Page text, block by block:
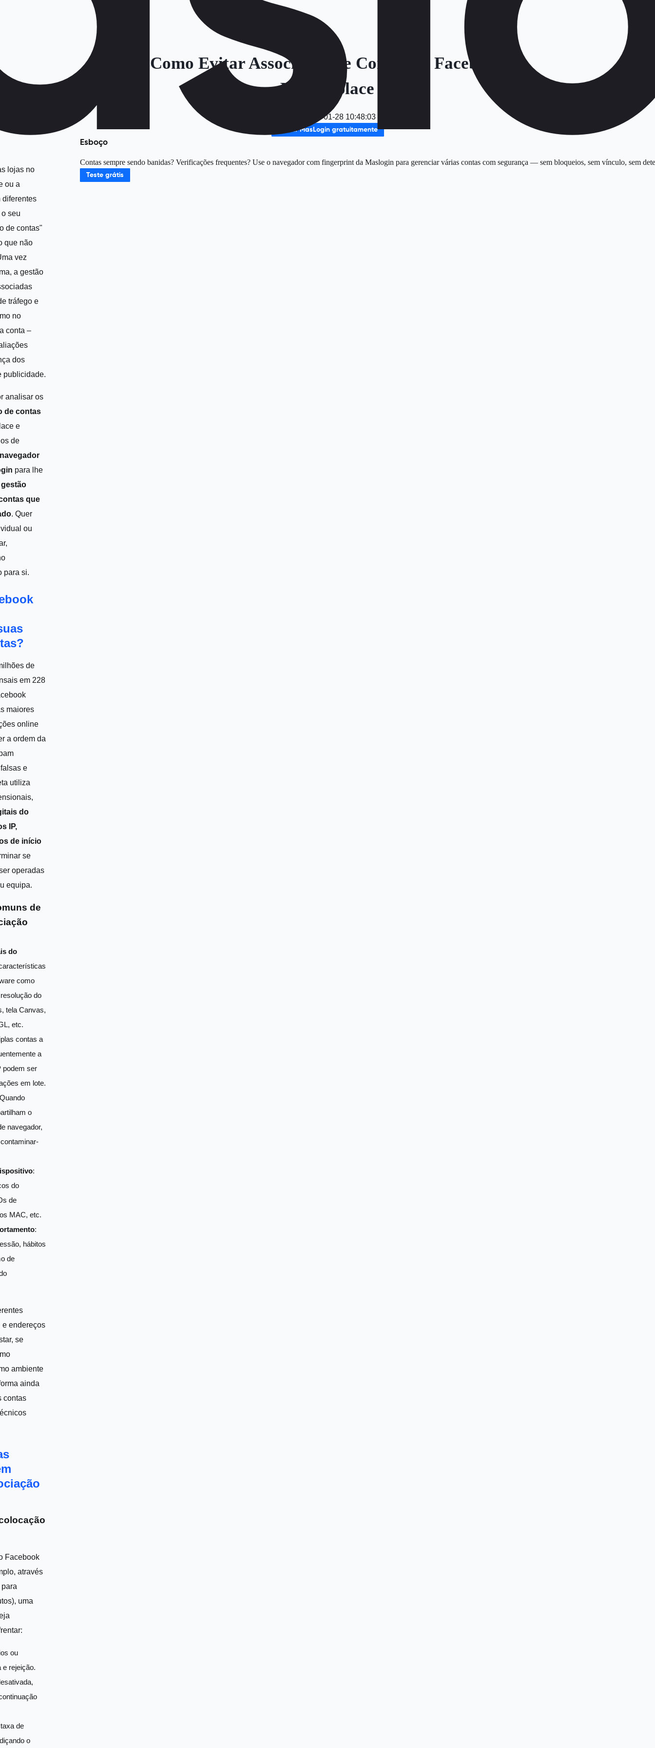
Como Evitar Associação de Contas no Facebook
Marketplace
2026-01-28 10:48:03
Baixar MasLogin gratuitamente
lojas no
ou a
diferentes
seu
de contas"
que não
vez
a gestão
tráfego e
no
conta –
dos
publicidade.
analisar os
de contas
e
de
para lhe
que
. Quer
ou
para si.
de
em 228
maiores
online
a ordem da
e
utiliza
do
IP,
de início
se
operadas
equipa.
de
do
como
do
tela Canvas,
etc.
contas a
a
podem ser
em lote.
o
navegador,
:
do
de
MAC, etc.
:
hábitos
de
e endereços
se
ambiente
ainda
contas
Facebook
através
uma
ou
e rejeição.
de
o
Esboço
Contas sempre sendo banidas? Verificações frequentes? Use o navegador com fingerprint da Maslogin para gerenciar várias contas com segurança — sem bloqueios, sem vínculo, sem
Teste grátis